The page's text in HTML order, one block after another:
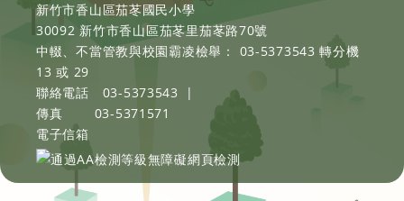
新竹市香山區茄苳國民小學
30092 新竹市香山區茄苳里茄苳路70號
中輟、不當管教與校園霸凌檢舉： 03-5373543 轉分機
13 或 29
聯絡電話
03-5373543
|
傳真
03-5371571
電子信箱